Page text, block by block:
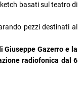
basati sul teatro di
pezzi destinati al
Giuseppe Gazerro e la
radiofonica dal 6